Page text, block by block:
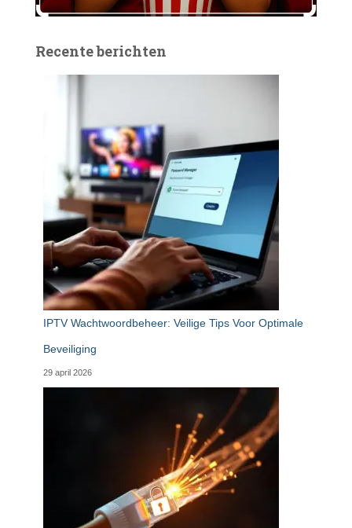
Recente berichten
IPTV Wachtwoordbeheer: Veilige Tips Voor Optimale
Beveiliging
29 april 2026